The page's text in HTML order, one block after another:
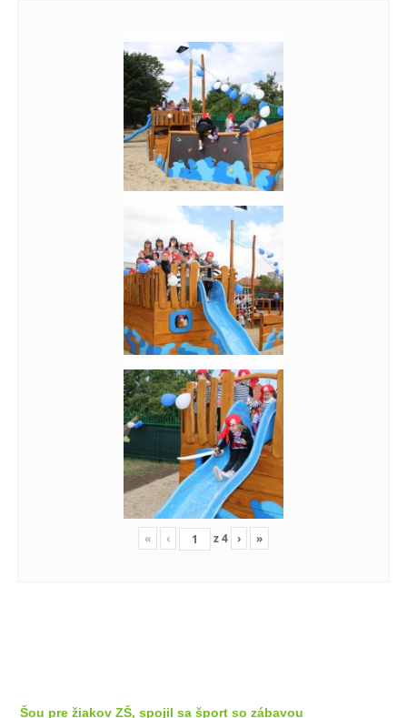
« ‹ z4 › »
Šou pre žiakov ZŠ, spojil sa šport so zábavou